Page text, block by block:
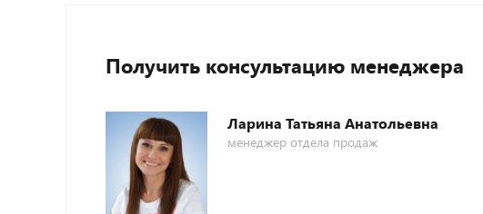
Получить консультацию менеджера
Ларина Татьяна Анатольевна
менеджер отдела продаж